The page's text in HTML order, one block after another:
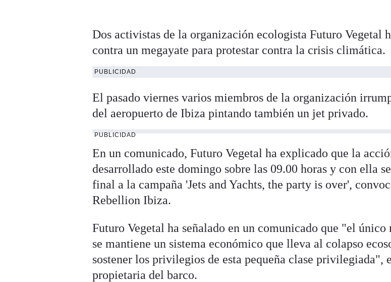
Dos activistas de la organización ecologista Futuro Vegetal
contra un megayate para protestar contra la crisis climática.
PUBLICIDAD
El pasado viernes varios miembros de la organización
del aeropuerto de Ibiza pintando también un jet privado.
PUBLICIDAD
En un comunicado, Futuro Vegetal ha explicado que la
desarrollado este domingo sobre las 09.00 horas y con ella
final a la campaña 'Jets and Yachts, the party is over',
Rebellion Ibiza.
Futuro Vegetal ha señalado en un comunicado que "el
se mantiene un sistema económico que lleva al colapso
sostener los privilegios de esta pequeña clase privilegiada",
propietaria del barco.